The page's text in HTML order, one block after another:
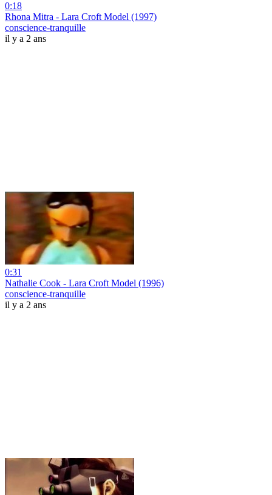
0:18
Rhona Mitra - Lara Croft Model (1997)
conscience-tranquille
il y a 2 ans
0:31
Nathalie Cook - Lara Croft Model (1996)
conscience-tranquille
il y a 2 ans